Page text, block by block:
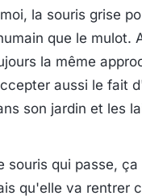
la souris grise
que le mulot.
la même
aussi le fait
son jardin et les
souris qui passe,
qu'elle va rentrer